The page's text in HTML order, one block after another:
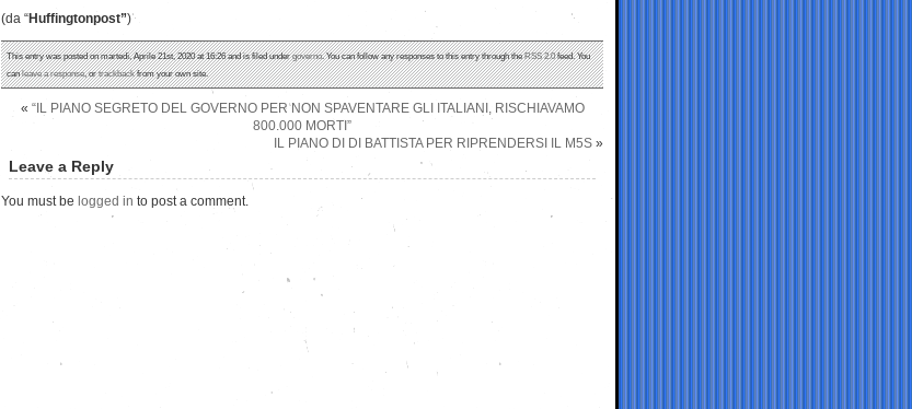
(da “Huffingtonpost”)
This entry was posted on martedì, Aprile 21st, 2020 at 16:26 and is filed undergoverno. You can follow any responses to this entry through theRSS 2.0feed. You
canleave a response, ortrackbackfrom your own site.
« “IL PIANO SEGRETO DEL GOVERNO PER NON SPAVENTARE GLI ITALIANI, RISCHIAVAMO
800.000 MORTI”
IL PIANO DI DI BATTISTA PER RIPRENDERSI IL M5S »
Leave a Reply
You must be logged in to post a comment.